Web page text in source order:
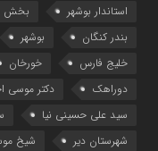
استاندار بوشهر
بخش
بندر کنگان
بوشهر
خلیج فارس
خورخان
دوراهک
دکتر موسی
سید علی حسینی نیا
شهرستان دیر
شیخ